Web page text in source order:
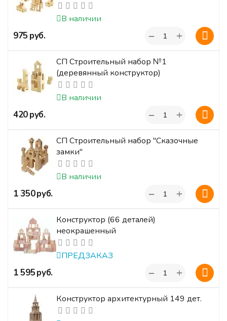
В наличии
‍975‍ руб. +
−
СП Строительный набор №1
(деревянный конструктор)
В наличии
‍420‍руб. +
−
СП Строительный набор "Сказочные
замки"
В наличии
‍1 350‍руб. +
−
Конструктор (66 деталей)
неокрашенный
ПРЕДЗАКАЗ
‍1 595‍руб. +
−
Конструктор архитектурный 149 дет.